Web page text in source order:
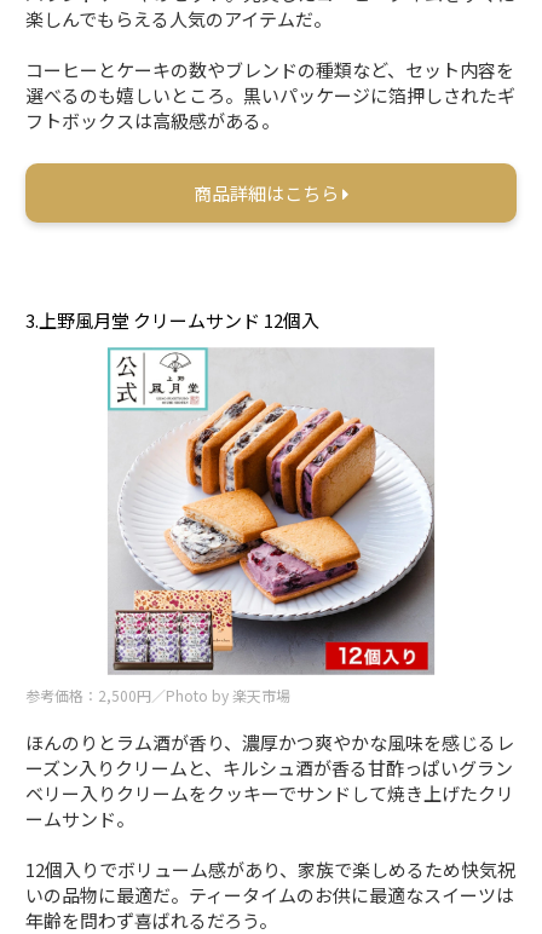
楽しんでもらえる人気のアイテムだ。
コーヒーとケーキの数やブレンドの種類など、セット内容を
選べるのも嬉しいところ。黒いパッケージに箔押しされたギ
フトボックスは高級感がある。
商品詳細はこちら
3.上野風月堂 クリームサンド 12個入
参考価格：2,500円／Photo by 楽天市場
ほんのりとラム酒が香り、濃厚かつ爽やかな風味を感じるレ
ーズン入りクリームと、キルシュ酒が香る甘酢っぱいグラン
ベリー入りクリームをクッキーでサンドして焼き上げたクリ
ームサンド。
12個入りでボリューム感があり、家族で楽しめるため快気祝
いの品物に最適だ。ティータイムのお供に最適なスイーツは
年齢を問わず喜ばれるだろう。